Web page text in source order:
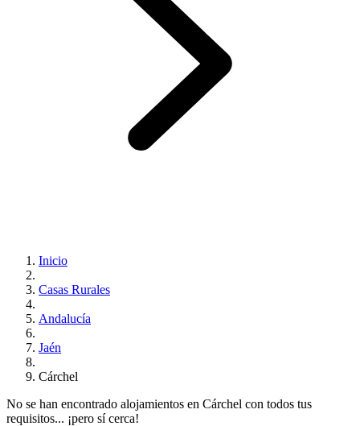
Inicio
Casas Rurales
Andalucía
Jaén
Cárchel
No se han encontrado alojamientos en Cárchel con todos tus
requisitos... ¡pero sí cerca!